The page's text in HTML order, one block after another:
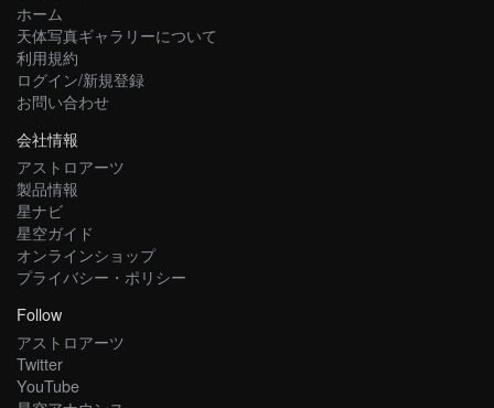
ホーム
天体写真ギャラリーについて
利用規約
ログイン/新規登録
お問い合わせ
会社情報
アストロアーツ
製品情報
星ナビ
星空ガイド
オンラインショップ
プライバシー・ポリシー
Follow
アストロアーツ
Twitter
YouTube